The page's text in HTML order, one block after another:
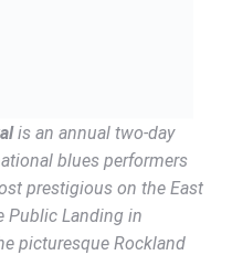
is an annual two-day
blues performers
prestigious on the East
Public Landing in
picturesque Rockland